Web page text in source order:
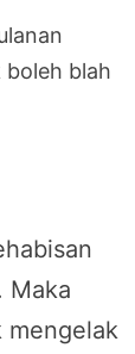
blah
Maka
mengelak